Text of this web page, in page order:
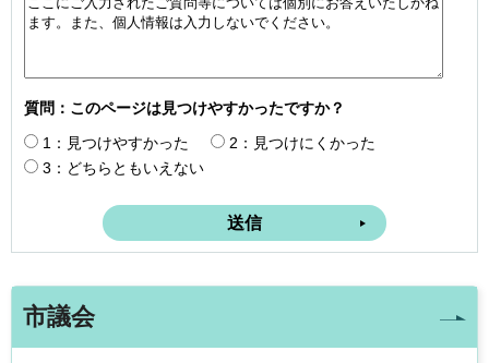
質問：このページは見つけやすかったですか？
1：見つけやすかった
2：見つけにくかった
3：どちらともいえない
市議会